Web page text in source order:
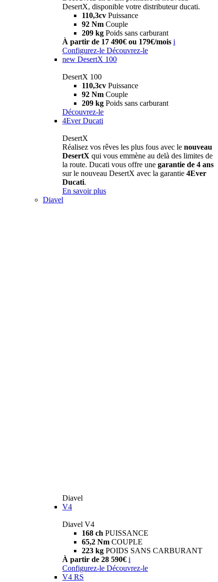
DesertX, disponible votre distributeur ducati.
110,3cv Puissance
92 Nm Couple
209 kg Poids sans carburant
À partir de 17 490€ ou 179€/mois i
Configurez-le Découvrez-le
new DesertX 100
DesertX 100
110,3cv Puissance
92 Nm Couple
209 kg Poids sans carburant
Découvrez-le
4Ever Ducati
DesertX
Réalisez vos rêves les plus fous avec le nouveau
DesertX qui vous emmène au delà des limites de
la route. Ducati vous offre une garantie de 4 ans
sur le nouveau DesertX avec la garantie 4Ever
Ducati.
En savoir plus
Diavel
Diavel
V4
Diavel V4
168 ch PUISSANCE
65,2 Nm COUPLE
223 kg POIDS SANS CARBURANT
À partir de 28 590€ i
Configurez-le Découvrez-le
V4 RS